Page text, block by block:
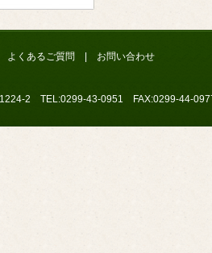
よくあるご質問 お問い合わせ
1224-2 TEL:0299-43-0951 FAX:0299-44-